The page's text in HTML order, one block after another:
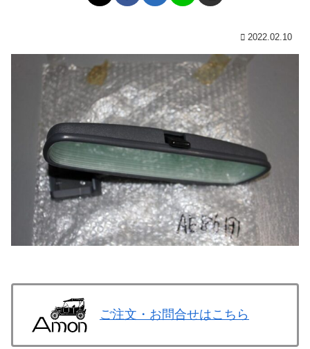
2022.02.10
ご注文・お問合せはこちら